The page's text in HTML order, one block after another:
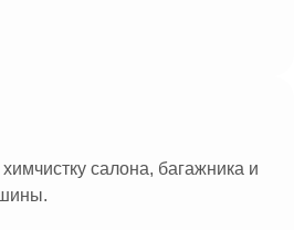
салона, багажника и